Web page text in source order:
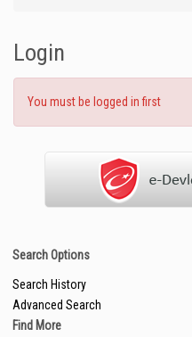
Login
You must be logged in first
Search Options
Search History
Advanced Search
Find More